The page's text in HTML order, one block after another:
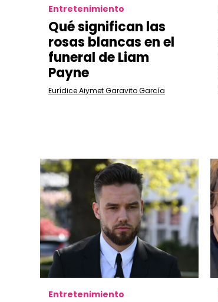
Entretenimiento
Qué significan las
rosas blancas en el
funeral de Liam
Payne
Eurídice Aiymet Garavito García
Entretenimiento